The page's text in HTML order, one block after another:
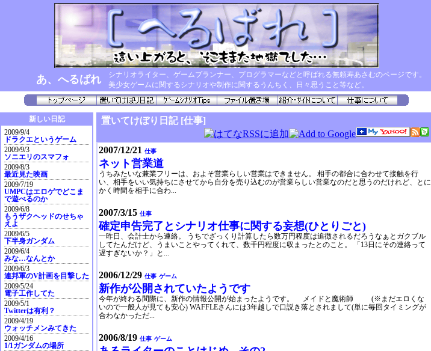
あ、へるばれ
シナリオライター、ゲームプランナー、プログラマーなどと呼ばれる無頼寿あさむのページです。
美少女ゲームに関するシナリオや制作に関するうんちく、日々思うこと等など。
置いてけぼり日記 [仕事]
2007/12/21 仕事
ネット営業道
うちみたいな兼業フリーは、およそ営業らしい営業はできません。 相手の都合に合わせて接触を行
い、相手をいい気持ちにさせてから自分を売り込むのが営業らしい営業なのだと思うのだけれど、とに
かく時間を相手に合わ...
2007/3/15 仕事
確定申告完了とシナリオ仕事に関する妄想(ひとりごと)
一昨日、会計士から連絡。 うちでざっくり計算したら数万円程度は追徴されるだろうなぁとガクブル
してたんだけど、うまいことやってくれて、数千円程度に収まったとのこと。 「13日にその連絡って
遅すぎないか？」と...
2006/12/29 仕事 ゲーム
新作が公開されていたようです
今年が終わる間際に、新作の情報公開が始まったようです。 メイドと魔術師 (※まだエロくな
いので一般人が見ても安心) WAFFLEさんには3年越しで口説き落とされまして(単に毎回タイミングが
合わなかっただ...
2006/8/19 仕事 ゲーム
新しい日記
2009/9/4
ドラクエというゲーム
2009/9/3
ソニエリのスマフォ
2009/8/3
最近見た映画
2009/7/19
UMPCはエロゲでどこま
で遊べるのか
2009/6/8
もうザクヘッドのせちゃ
えよ
2009/6/5
下半身ガンダム
2009/6/4
みな…なんとか
2009/6/3
連邦軍のV計画を目撃した
2009/5/24
電子工作してた
2009/5/1
Twitterは有利？
2009/4/19
ウォッチメンみてきた
2009/4/16
1/1ガンダムの場所